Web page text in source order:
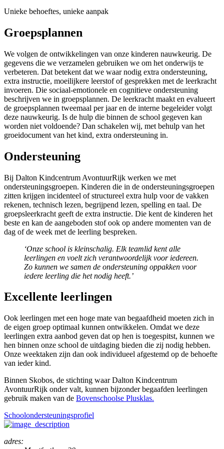
Unieke behoeftes, unieke aanpak
Groepsplannen
We volgen de ontwikkelingen van onze kinderen nauwkeurig. De
gegevens die we verzamelen gebruiken we om het onderwijs te
verbeteren. Dat betekent dat we waar nodig extra ondersteuning,
extra instructie, moeilijkere leerstof of gesprekken met de leerkracht
invoeren. Die sociaal-emotionele en cognitieve ondersteuning
beschrijven we in groepsplannen. De leerkracht maakt en evalueert
de groepsplannen tweemaal per jaar en de interne begeleider volgt
deze nauwkeurig. Is de hulp die binnen de school gegeven kan
worden niet voldoende? Dan schakelen wij, met behulp van het
groeidocument van het kind, extra ondersteuning in.
Ondersteuning
Bij Dalton Kindcentrum AvontuurRijk werken we met
ondersteuningsgroepen. Kinderen die in de ondersteuningsgroepen
zitten krijgen incidenteel of structureel extra hulp voor de vakken
rekenen, technisch lezen, begrijpend lezen, spelling en taal. De
groepsleerkracht geeft de extra instructie. Die kent de kinderen het
beste en kan de aangeboden stof ook op andere momenten van de
dag of de week met de leerling bespreken.
‘Onze school is kleinschalig. Elk teamlid kent alle
leerlingen en voelt zich verantwoordelijk voor iedereen.
Zo kunnen we samen de ondersteuning oppakken voor
iedere leerling die het nodig heeft.’
Excellente leerlingen
Ook leerlingen met een hoge mate van begaafdheid moeten zich in
de eigen groep optimaal kunnen ontwikkelen. Omdat we deze
leerlingen extra aanbod geven dat op hen is toegespitst, kunnen we
hen binnen onze school de uitdaging bieden die zij nodig hebben.
Onze weektaken zijn dan ook individueel afgestemd op de behoefte
van ieder kind.
Binnen Skobos, de stichting waar Dalton Kindcentrum
AvontuurRijk onder valt, kunnen bijzonder begaafden leerlingen
gebruik maken van de Bovenschoolse Plusklas.
Schoolondersteuningsprofiel
adres: